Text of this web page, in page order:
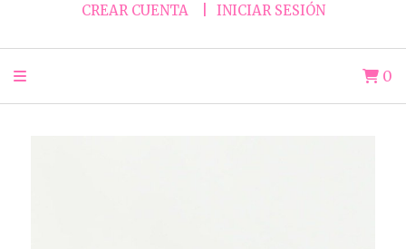
CREAR CUENTA INICIAR SESIÓN
0